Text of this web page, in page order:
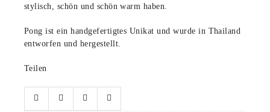
stylisch, schön und schön warm haben.
Pong ist ein handgefertigtes Unikat und wurde in Thailand
entworfen und hergestellt.
Teilen